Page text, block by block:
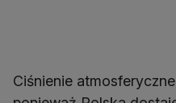
Ciśnienie